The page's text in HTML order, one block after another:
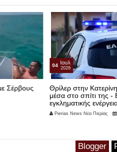
Ιουλ
2026
Θρίλερ στην Κατερίνη: Γυναίκα
μέσα στο σπίτι της - Εξετάζεται το
εγκληματικής ενέργειας
Pierias News Νέα Πιερίας 4-7-2026
Blogger